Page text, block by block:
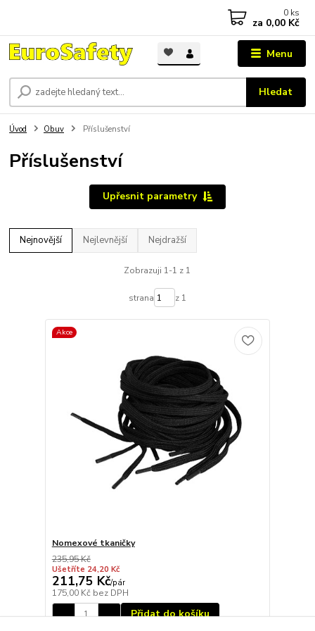
Menu
Hledat
0 ks
za 0,00 Kč
Úvod Obuv Příslušenství
Příslušenství
Upřesnit parametry
Nejnovější Nejlevnější Nejdražší
Zobrazuji 1-1 z 1
strana z 1
Akce
Nomexové tkaničky
235,95 Kč
Ušetříte 24,20 Kč
211,75 Kč/pár
175,00 Kč bez DPH
Přidat do košíku